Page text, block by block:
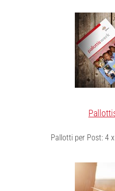
Pallotti per Post: 4